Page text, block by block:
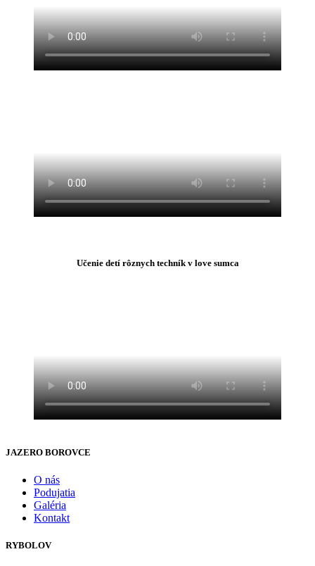
Učenie detí rôznych techník v love sumca
JAZERO BOROVCE
O nás
Podujatia
Galéria
Kontakt
RYBOLOV